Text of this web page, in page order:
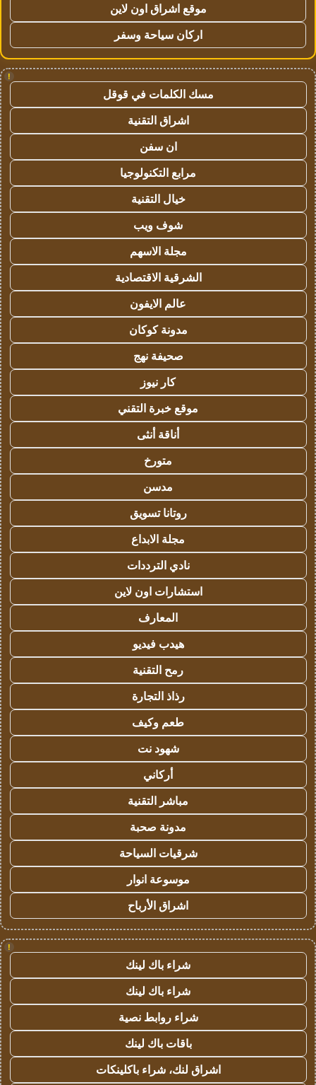
موقع اشراق اون لاين
اركان سياحة وسفر
!
مسك الكلمات في قوقل
اشراق التقنية
ان سفن
مرابع التكنولوجيا
خيال التقنية
شوف ويب
مجلة الاسهم
الشرقية الاقتصادية
عالم الايفون
مدونة كوكان
صحيفة نهج
كار نيوز
موقع خبرة التقني
أناقة أنثى
متورخ
مدسن
روتانا تسويق
مجلة الابداع
نادي الترددات
استشارات اون لاين
المعارف
هيدب فيديو
رمح التقنية
رذاذ التجارة
طعم وكيف
شهود نت
أركاني
مباشر التقنية
مدونة صحبة
شرقيات السياحة
موسوعة انوار
اشراق الأرباح
!
شراء باك لينك
شراء باك لينك
شراء روابط نصية
باقات باك لينك
اشراق لنك، شراء باكلينكات